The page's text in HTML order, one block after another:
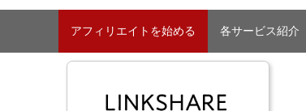
アフィリエイトを始める 各サービス紹介